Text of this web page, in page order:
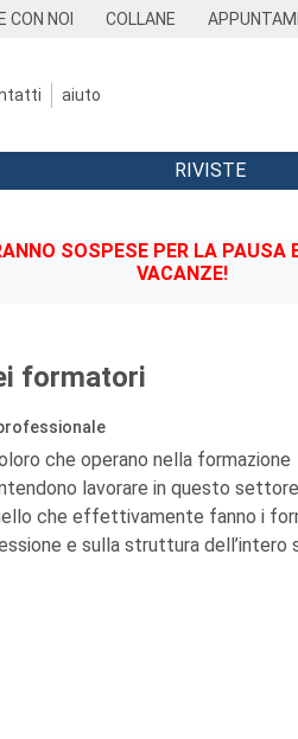
CON NOI COLLANE
aiuto
RIVISTE
SOSPESE PER LA
VACANZE!
formatori
che operano nella formazione
lavorare in questo
che effettivamente fanno i
e sulla struttura dell’intero